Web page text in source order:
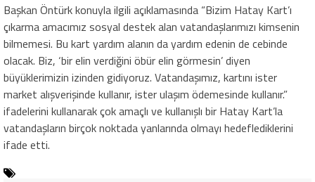
Başkan Öntürk konuyla ilgili açıklamasında “Bizim Hatay Kart’ı
çıkarma amacımız sosyal destek alan vatandaşlarımızı kimsenin
bilmemesi. Bu kart yardım alanın da yardım edenin de cebinde
olacak. Biz, ‘bir elin verdiğini öbür elin görmesin’ diyen
büyüklerimizin izinden gidiyoruz. Vatandaşımız, kartını ister
market alışverişinde kullanır, ister ulaşım ödemesinde kullanır.”
ifadelerini kullanarak çok amaçlı ve kullanışlı bir Hatay Kart’la
vatandaşların birçok noktada yanlarında olmayı hedeflediklerini
ifade etti.